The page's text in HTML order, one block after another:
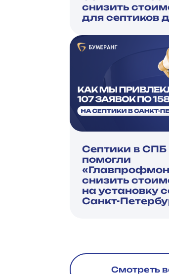
снизить
для септиков
Септики в
помогли
снизить
на установку
Санкт-
Смотреть